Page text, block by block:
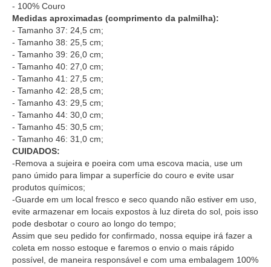
- 100% Couro
Medidas aproximadas (comprimento da palmilha):
- Tamanho 37: 24,5 cm;
- Tamanho 38: 25,5 cm;
- Tamanho 39: 26,0 cm;
- Tamanho 40: 27,0 cm;
- Tamanho 41: 27,5 cm;
- Tamanho 42: 28,5 cm;
- Tamanho 43: 29,5 cm;
- Tamanho 44: 30,0 cm;
- Tamanho 45: 30,5 cm;
- Tamanho 46: 31,0 cm;
CUIDADOS:
-Remova a sujeira e poeira com uma escova macia, use um
pano úmido para limpar a superfície do couro e evite usar
produtos químicos;
-Guarde em um local fresco e seco quando não estiver em uso,
evite armazenar em locais expostos à luz direta do sol, pois isso
pode desbotar o couro ao longo do tempo;
Assim que seu pedido for confirmado, nossa equipe irá fazer a
coleta em nosso estoque e faremos o envio o mais rápido
possível, de maneira responsável e com uma embalagem 100%